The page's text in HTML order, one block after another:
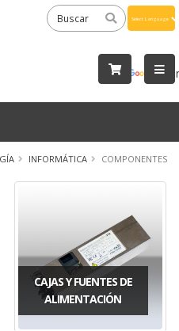
by
INFORMÁTICA COMPONENTES
CAJAS Y FUENTES DE
ALIMENTACIÓN